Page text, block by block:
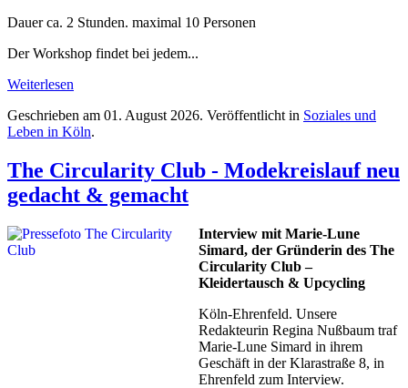
Dauer ca. 2 Stunden. maximal 10 Personen
Der Workshop findet bei jedem...
Weiterlesen
Geschrieben am 01. August 2026. Veröffentlicht in Soziales und
Leben in Köln.
The Circularity Club - Modekreislauf neu
gedacht & gemacht
Interview mit Marie-Lune
Simard, der Gründerin des The
Circularity Club –
Kleidertausch & Upcycling
Köln-Ehrenfeld. Unsere
Redakteurin Regina Nußbaum traf
Marie-Lune Simard in ihrem
Geschäft in der Klarastraße 8, in
Ehrenfeld zum Interview.